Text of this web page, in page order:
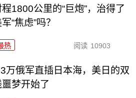
程1800公里的“巨炮”，治得了
“焦虑”吗？
热 阅读 10903
万俄军直插日本海，美日的双
噩梦开始了